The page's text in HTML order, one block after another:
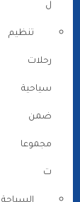
ل
تنظيم
رحلات
سياحية
ضمن
مجموعا
ت